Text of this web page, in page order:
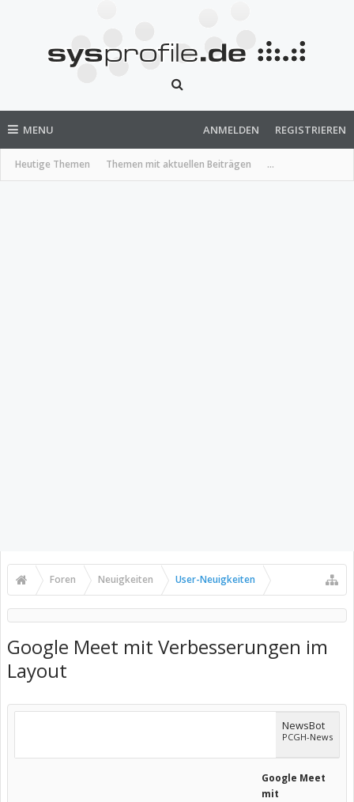
MENU
Heutige Themen Themen mit aktuellen Beiträgen ...
ANMELDEN REGISTRIEREN
Foren Neuigkeiten User-Neuigkeiten
Google Meet mit Verbesserungen im
Layout
NewsBot
PCGH-News
Google Meet
mit